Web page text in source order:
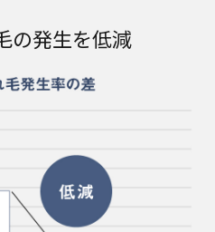
の発生を低減